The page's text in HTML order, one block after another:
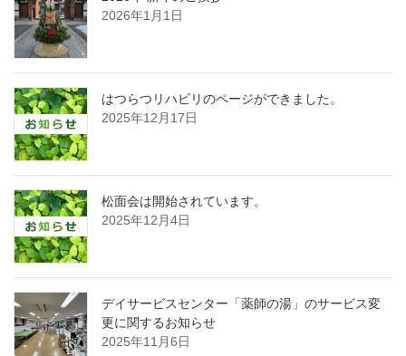
2026年1月1日
はつらつリハビリのページができました。
2025年12月17日
松面会は開始されています。
2025年12月4日
デイサービスセンター「薬師の湯」のサービス変
更に関するお知らせ
2025年11月6日